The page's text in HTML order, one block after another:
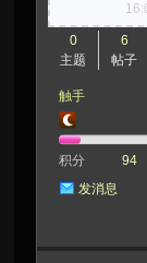
0
主题
6
帖子
触手
积分
94
发消息